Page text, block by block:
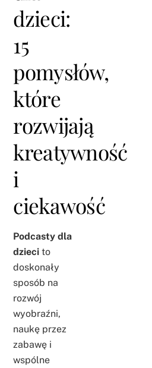
dzieci:
15
pomysłów,
które
rozwijają
kreatywność
i
ciekawość
Podcasty dla
dzieci to
doskonały
sposób na
rozwój
wyobraźni,
naukę przez
zabawę i
wspólne